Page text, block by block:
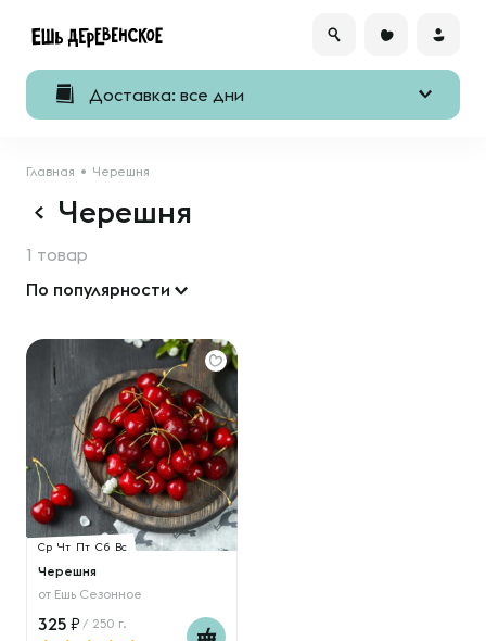
Доставка: все дни
Главная Черешня
Черешня
1 товар
По популярности
Ср Чт Пт Сб Вс
Черешня
от Ешь Сезонное
325 / 250 г.